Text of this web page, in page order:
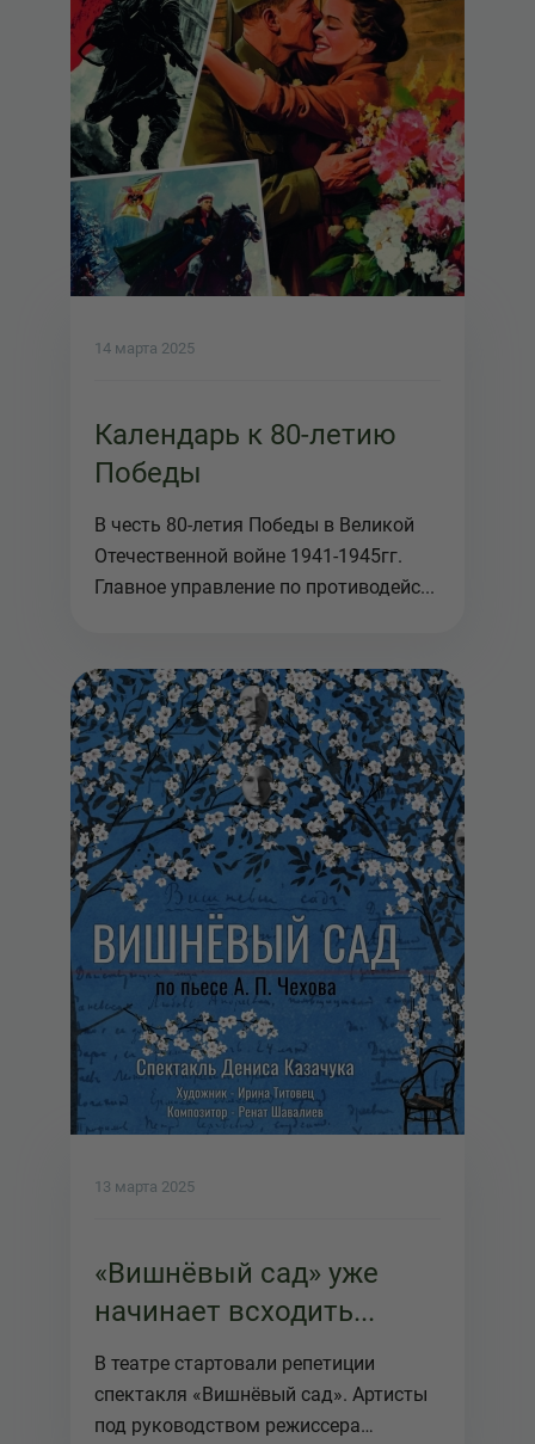
14 марта 2025
Календарь к 80-летию
Победы
В честь 80-летия Победы в Великой
Отечественной войне 1941-1945гг.
Главное управление по противодейс...
13 марта 2025
«Вишнёвый сад» уже
начинает всходить...
В театре стартовали репетиции
спектакля «Вишнёвый сад». Артисты
под руководством режиссера